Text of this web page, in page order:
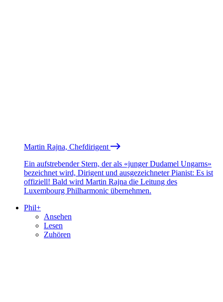
Martin Rajna, Chefdirigent
Ein aufstrebender Stern, der als «junger Dudamel Ungarns»
bezeichnet wird, Dirigent und ausgezeichneter Pianist: Es ist
offiziell! Bald wird Martin Rajna die Leitung des
Luxembourg Philharmonic übernehmen.
Phil+
Ansehen
Lesen
Zuhören